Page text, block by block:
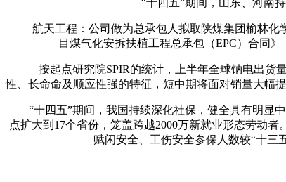
航天工程：公司做为总承包人拟取陕煤集团榆林化
目煤气化安拆扶植工程总承包（EPC）合同
按起点研究院SPIR的统计，上半年全球钠电出货量
性、长命命及顺应性强的特征，短中期将面对销量大幅
“十四五”期间，我国持续深化社保，健全具有明显中
点扩大到17个省份，笼盖跨越2000万新就业形态劳动者
赋闲安全、工伤安全参保人数较“十三